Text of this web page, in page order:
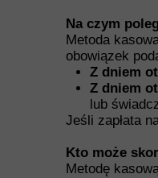
Na czym
Metoda
obowiązek
Z dniem
Z dniem
lub
Jeśli zapłata
Kto może
Metodę